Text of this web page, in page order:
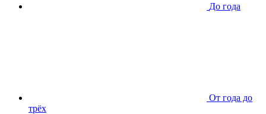
До года
От года до
трёх